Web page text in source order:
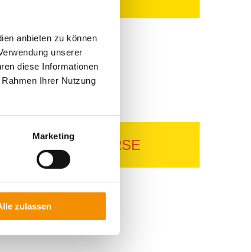
anbieten zu können
unserer
diese Informationen
Ihrer Nutzung
Marketing
zulassen
KÖLNER BIERBÖRSE